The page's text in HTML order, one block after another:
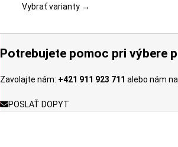
Možnosti
na
produktu.
Vybrať varianty →
Potrebujete pomoc pri výbere
Zavolajte nám: +421 911 923 711 alebo nám
POSLAŤ DOPYT